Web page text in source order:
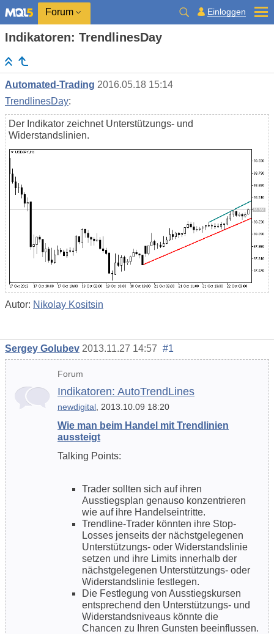
Forum Einloggen
Indikatoren: TrendlinesDay
Automated-Trading 2016.05.18 15:14
TrendlinesDay:
Der Indikator zeichnet Unterstützungs- und
Widerstandslinien.
Autor: Nikolay Kositsin
Sergey Golubev 2013.11.27 14:57 #1
Forum
Indikatoren: AutoTrendLines
newdigital , 2013.10.09 18:20
Wie man beim Handel mit Trendlinien
aussteigt
Talking Points:
Trader sollten sich auf ihren
Ausstiegsplan genauso konzentrieren
wie auf ihre Handelseintritte.
Trendline-Trader könnten ihre Stop-
Losses jenseits der nächstgelegenen
Unterstützungs- oder Widerstandslinie
setzen und ihre Limits innerhalb der
nächstgelegenen Unterstützungs- oder
Widerstandslinie festlegen.
Die Festlegung von Ausstiegskursen
entsprechend den Unterstützungs- und
Widerstandsniveaus könnte die
Chancen zu Ihren Gunsten beeinflussen.